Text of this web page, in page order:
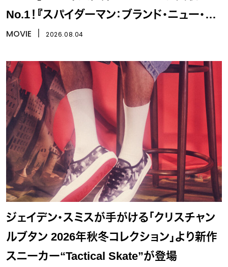
No.1！『スパイダーマン：ブランド・ニュー・デ
イ』
MOVIE 2026.08.04
ジェイデン・スミスが手がける「クリスチャン
ルブタン 2026年秋冬コレクション」より新作
スニーカー“Tactical Skate”が登場